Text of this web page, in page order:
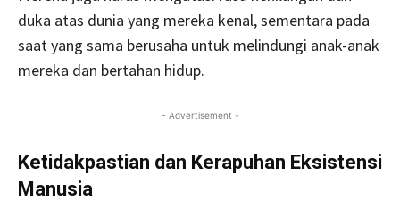
duka atas dunia yang mereka kenal, sementara pada
saat yang sama berusaha untuk melindungi anak-anak
mereka dan bertahan hidup.
- Advertisement -
Ketidakpastian dan Kerapuhan Eksistensi
Manusia